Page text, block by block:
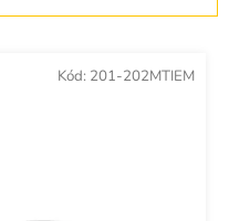
Kód: 201-202MTIEM